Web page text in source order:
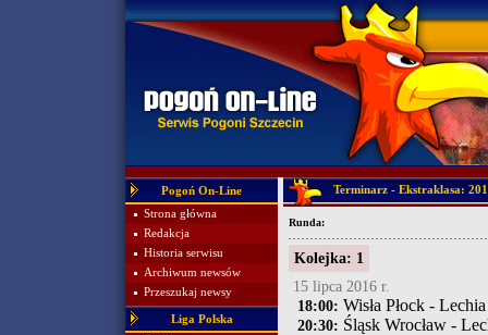
Pogoń On-Line
Strona główna
Redakcja
Historia serwisu
Archiwum newsów
Przeszukaj newsy
Liga Polska
Terminarz - Ekstraklasa:
Runda:
Kolejka: 1
15 lipca 2016 r.
18:00: Wisła Płock -
20:30: Śląsk Wrocław -